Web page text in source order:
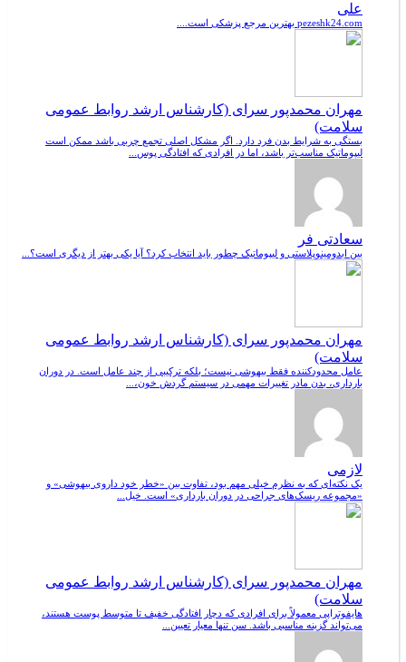
علی
pezeshk24.com بهترین مرجع پزشکی است....
مهران محمدپور سرای (کارشناس ارشد روابط عمومی
سلامت)
بستگی به شرایط بدن فرد دارد. اگر مشکل اصلی تجمع چربی باشد ممکن است
لیپوماتیک مناسب‌تر باشد، اما در افرادی که افتادگی پوس...
سعادتی فر
بین ابدومینوپلاستی و لیپوماتیک چطور باید انتخاب کرد؟ آیا یکی بهتر از دیگری است؟...
مهران محمدپور سرای (کارشناس ارشد روابط عمومی
سلامت)
عامل محدودکننده فقط بیهوشی نیست؛ بلکه ترکیبی از چند عامل است. در دوران
بارداری، بدن مادر تغییرات مهمی در سیستم گردش خون،...
لازمی
یک نکته‌ای که به نظرم خیلی مهم بود، تفاوت بین «خطر خود داروی بیهوشی» و
«مجموعه ریسک‌های جراحی در دوران بارداری» است. خیل...
مهران محمدپور سرای (کارشناس ارشد روابط عمومی
سلامت)
هایفوتراپی معمولاً برای افرادی که دچار افتادگی خفیف تا متوسط پوست هستند،
می‌تواند گزینه مناسبی باشد. سن تنها معیار تعیین...